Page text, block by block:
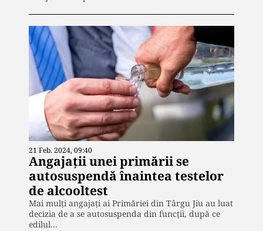
21 Feb. 2024, 09:40
Angajații unei primării se
autosuspendă înaintea testelor
de alcooltest
Mai mulți angajați ai Primăriei din Târgu Jiu au luat
decizia de a se autosuspenda din funcții, după ce
edilul…